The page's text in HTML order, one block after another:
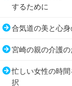
するために
合気道の美と心
宮崎の親の介護
忙しい女性の時
択